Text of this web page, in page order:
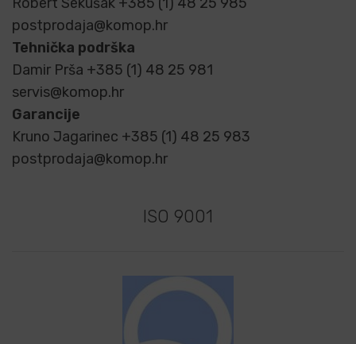
Robert Sekušak +385 (1) 48 25 985
postprodaja@komop.hr
Tehnička podrška
Damir Prša +385 (1) 48 25 981
servis@komop.hr
Garancije
Kruno Jagarinec +385 (1) 48 25 983
postprodaja@komop.hr
ISO 9001